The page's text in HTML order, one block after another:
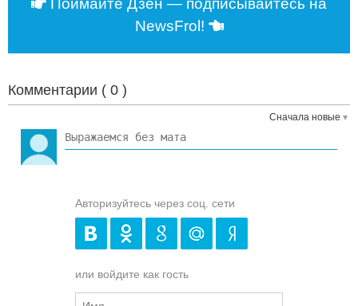
Поймайте Дзен — подписывайтесь на
NewsFrol!
Комментарии ( 0 )
Сначала новые
Авторизуйтесь через соц. сети
или войдите как гость